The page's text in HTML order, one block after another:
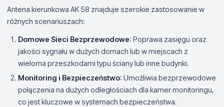
Antena kierunkowa AK 58 znajduje szerokie zastosowanie w
różnych scenariuszach:
Domowe Sieci Bezprzewodowe: Poprawa zasięgu oraz
jakości sygnału w dużych domach lub w miejscach z
wieloma przeszkodami typu ściany lub inne budynki.
Monitoring i Bezpieczeństwo: Umożliwia bezprzewodowe
połączenia na dużych odległościach dla kamer monitoringu,
co jest kluczowe w systemach bezpieczeństwa.